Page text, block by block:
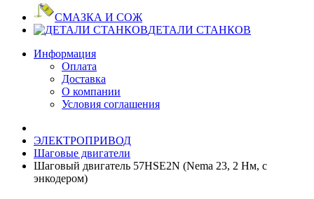
СМАЗКА И СОЖ
ДЕТАЛИ СТАНКОВ
Информация
Оплата
Доставка
О компании
Условия соглашения
ЭЛЕКТРОПРИВОД
Шаговые двигатели
Шаговый двигатель 57HSE2N (Nema 23, 2 Нм, с
энкодером)